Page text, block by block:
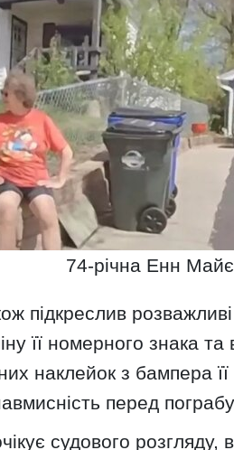
74-річна Енн
підкреслив
її номерного знака
наклейок з бампера
перед
судового розгляду,